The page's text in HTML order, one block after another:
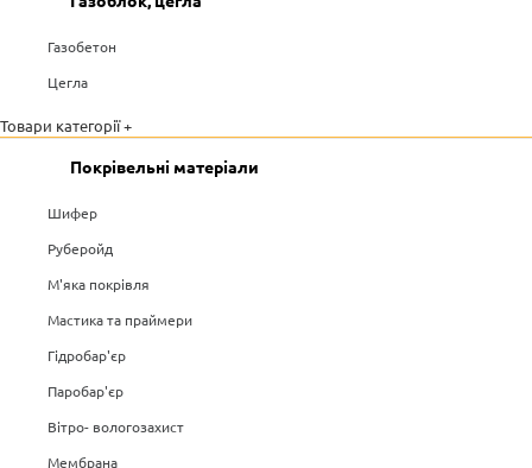
Газобетон
Цегла
Товари категорії +
Покрівельні матеріали
Шифер
Руберойд
М'яка покрівля
Мастика та праймери
Гідробар'єр
Паробар'єр
Вітро- вологозахист
Мембрана